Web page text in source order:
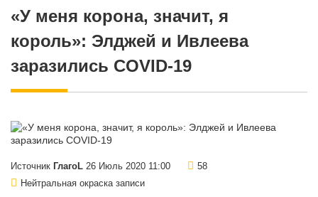
«У меня корона, значит, я
король»: Элджей и Ивлеева
заразились COVID-19
Источник ГлагоL 26 Июль 2020 11:00
58
Нейтральная окраска записи